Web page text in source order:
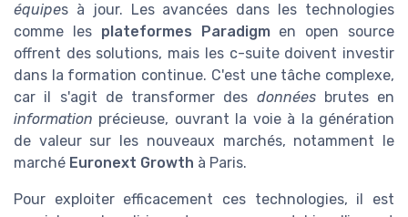
équipes à jour. Les avancées dans les technologies
comme les plateformes Paradigmen open source
offrent des solutions, mais les c-suite doivent investir
dans la formation continue. C'est une tâche complexe,
car il s'agit de transformer des donnéesbrutes en
information précieuse, ouvrant la voie à la génération
de valeur sur les nouveaux marchés, notamment le
marché Euronext Growth à Paris.
Pour exploiter efficacement ces technologies, il est